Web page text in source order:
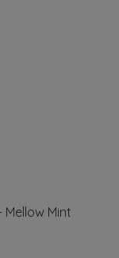
Mellow Mint